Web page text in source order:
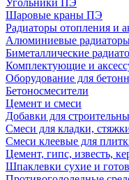
Угольники ПЭ
Шаровые краны ПЭ
Радиаторы отопления и
Алюминиевые
Биметаллические
Комплектующие и
Оборудование для
Бетоносмесители
Цемент и смеси
Добавки для
Смеси для кладки,
Смеси клеевые для
Цемент, гипс, известь,
Шпаклевки сухие и